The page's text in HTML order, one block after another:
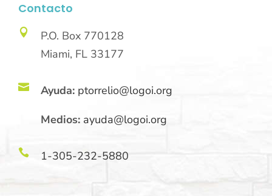
Contacto

P.O. Box 770128
Miami, FL 33177
 Ayuda: ptorrelio@logoi.org
Medios: ayuda@logoi.org
 1-305-232-5880